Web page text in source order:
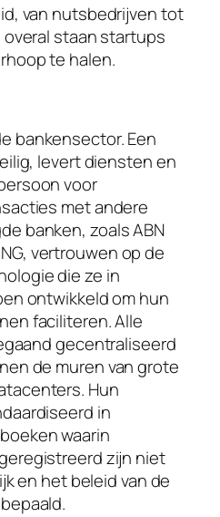
van nutsbedrijven tot
staan startups
te halen.
bankensector. Een
levert diensten en
voor
met andere
banken, zoals ABN
vertrouwen op de
die ze in
ontwikkeld om hun
faciliteren. Alle
gecentraliseerd
de muren van grote
Hun
in
waarin
zijn niet
en het beleid van de